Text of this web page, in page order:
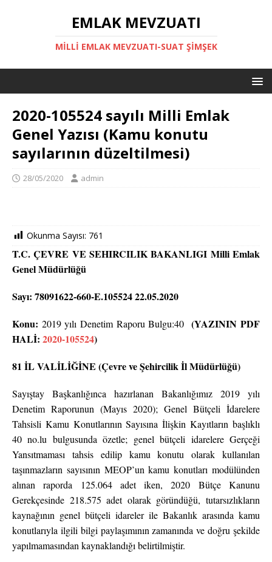
EMLAK MEVZUATI
MILLI EMLAK MEVZUATI-SUAT ŞİMŞEK
2020-105524 sayılı Milli Emlak
Genel Yazısı (Kamu konutu
sayılarının düzeltilmesi)
28/05/2020 admin
Okunma Sayısı: 761
T.C. ÇEVRE VE SEHIRCILIK BAKANLIGI Milli Emlak
Genel Müdürlüğü
Sayı: 78091622-660-E.105524 22.05.2020
Konu: 2019 yılı Denetim Raporu Bulgu:40(YAZININ PDF
HALİ: 2020-105524)
81 İL VALİLİĞİNE (Çevre ve Şehircilik İl Müdürlüğü)
Sayıştay Başkanlığınca hazırlanan Bakanlığımız 2019 yılı
Denetim Raporunun (Mayıs 2020); Genel Bütçeli İdarelere
Tahsisli Kamu Konutlarının Sayısına İlişkin Kayıtların başlıklı
40 no.lu bulgusunda özetle; genel bütçeli idarelere Gerçeği
Yansıtmaması tahsis edilip kamu konutu olarak kullanılan
taşınmazların sayısının MEOP’un kamu konutları modülünden
alınan raporda 125.064 adet iken, 2020 Bütçe Kanunu
Gerekçesinde 218.575 adet olarak göründüğü, tutarsızlıkların
kaynağının genel bütçeli idareler ile Bakanlık arasında kamu
konutlarıyla ilgili bilgi paylaşımının zamanında ve doğru şekilde
yapılmamasından kaynaklandığı belirtilmiştir.